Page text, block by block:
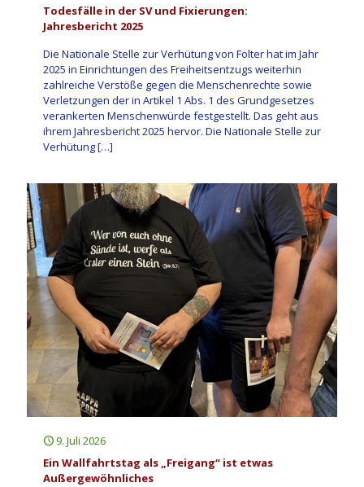
Todesfälle in der SV und Fixierungen:
Jahresbericht 2025
Die Nationale Stelle zur Verhütung von Folter hat im Jahr
2025 in Einrichtungen des Freiheitsentzugs weiterhin
zahlreiche Verstöße gegen die Menschenrechte sowie
Verletzungen der in Artikel 1 Abs. 1 des Grundgesetzes
verankerten Menschenwürde festgestellt. Das geht aus
ihrem Jahresbericht 2025 hervor. Die Nationale Stelle zur
Verhütung[…]
9. Juli 2026
Ein Wallfahrtstag als „Freigang“ ist etwas
Außergewöhnliches